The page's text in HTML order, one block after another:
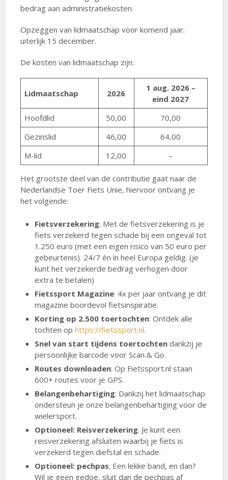
bedrag aan administratiekosten.
Opzeggen van lidmaatschap voor komend jaar:
uiterlijk 15 december.
De kosten van lidmaatschap zijn:
Lidmaatschap 2026
1 aug. 2026 –
eind 2027
Hoofdlid
50,00
70,00
Gezinslid
46,00
64,00
M-lid
12,00 –
Het grootste deel van de contributie gaat naar de
Nederlandse Toer Fiets Unie, hiervoor ontvang je
het volgende:
Fietsverzekering: Met de fietsverzekering is je
fiets verzekerd tegen schade bij een ongeval tot
1.250 euro (met een eigen risico van 50 euro per
gebeurtenis). 24/7 én in heel Europa geldig. (je
kunt het verzekerde bedrag verhogen door
extra te betalen)
Fietssport Magazine: 4x per jaar ontvang je dit
magazine boordevol fietsinspiratie.
Korting op 2.500 toertochten: Ontdek alle
tochten ophttps://fietssport.nl.
Snel van start tijdens toertochten dankzij je
persoonlijke barcode voor Scan & Go.
Routes downloaden: Op Fietssport.nl staan
600+ routes voor je GPS.
Belangenbehartiging: Dankzij het lidmaatschap
ondersteun je onze belangenbehartiging voor de
wielersport.
Optioneel: Reisverzekering. Je kunt een
reisverzekering afsluiten waarbij je fiets is
verzekerd tegen diefstal en schade.
Optioneel: pechpas. Een lekke band, en dan?
Wil je geen gedoe, sluit dan de pechpas af